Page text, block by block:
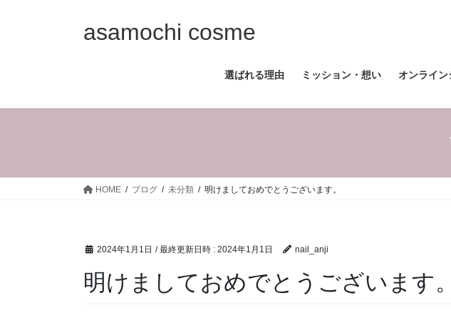
ス
ン
asamochi cosme
選ばれる理由 ミッション・想い オンライン
HOME ブログ 未分類 明けましておめでとうございます。
2024年1月1日 / 最終更新日時 : 2024年1月1日 nail_anji
明けましておめでとうございます。